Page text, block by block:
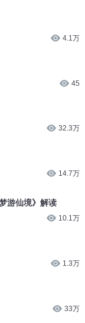
4.1万
45
32.3万
14.7万
游仙境》解读
10.1万
1.3万
33万